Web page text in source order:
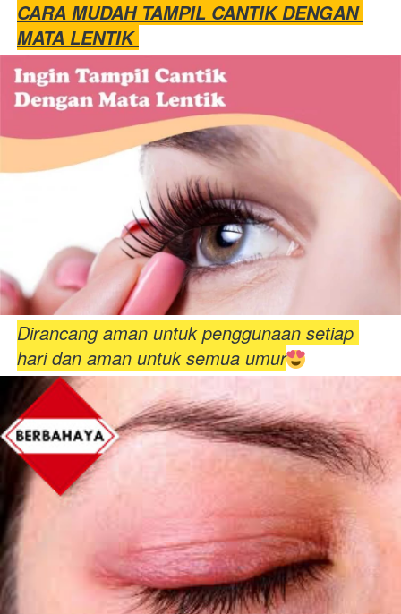
CARA MUDAH TAMPIL CANTIK DENGAN
MATA LENTIK
Dirancang aman untuk penggunaan setiap
hari dan aman untuk semua umur